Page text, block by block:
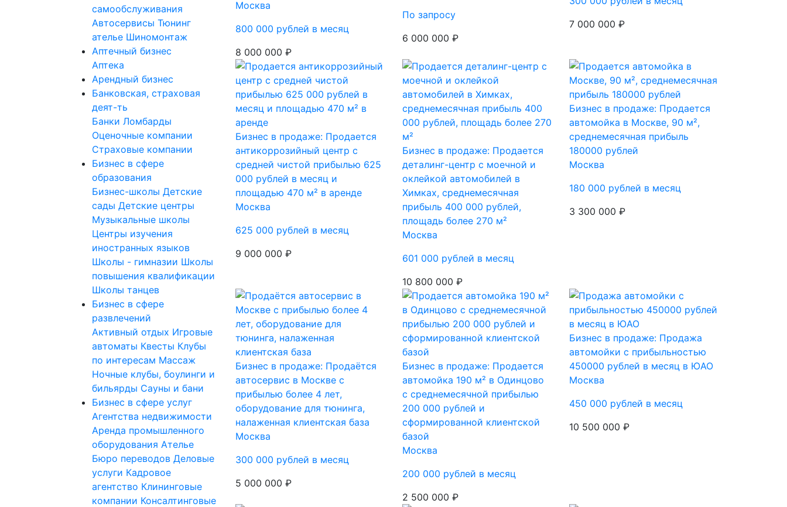
самообслуживания
Автосервисы Тюнинг
ателье Шиномонтаж
Аптечный бизнес
Аптека
Арендный бизнес
Банковская, страховая
деят-ть
Банки Ломбарды
Оценочные компании
Страховые компании
Бизнес в сфере
образования
Бизнес-школы Детские
сады Детские центры
Музыкальные школы
Центры изучения
иностранных языков
Школы - гимназии Школы
повышения квалификации
Школы танцев
Бизнес в сфере
развлечений
Активный отдых Игровые
автоматы Квесты Клубы
по интересам Массаж
Ночные клубы, боулинги и
бильярды Сауны и бани
Бизнес в сфере услуг
Агентства недвижимости
Аренда промышленного
оборудования Ателье
Бюро переводов Деловые
услуги Кадровое
агентство Клининговые
компании Консалтинговые
Москва
800 000 рублей в месяц
8 000 000 ₽
По запросу
6 000 000 ₽
7 000 000 ₽
Бизнес в продаже: Продается
антикоррозийный центр с
средней чистой прибылью 625
000 рублей в месяц и
площадью 470 м² в аренде
Москва
625 000 рублей в месяц
9 000 000 ₽
Бизнес в продаже: Продается
деталинг-центр с моечной и
оклейкой автомобилей в
Химках, среднемесячная
прибыль 400 000 рублей,
площадь более 270 м²
Москва
601 000 рублей в месяц
10 800 000 ₽
Бизнес в продаже: Продается
автомойка в Москве, 90 м²,
среднемесячная прибыль
180000 рублей
Москва
180 000 рублей в месяц
3 300 000 ₽
Бизнес в продаже: Продаётся
автосервис в Москве с
прибылью более 4 лет,
оборудование для тюнинга,
налаженная клиентская база
Москва
300 000 рублей в месяц
5 000 000 ₽
Бизнес в продаже: Продается
автомойка 190 м² в Одинцово
с среднемесячной прибылью
200 000 рублей и
сформированной клиентской
базой
Москва
200 000 рублей в месяц
2 500 000 ₽
Бизнес в продаже: Продажа
автомойки с прибыльностью
450000 рублей в месяц в ЮАО
Москва
450 000 рублей в месяц
10 500 000 ₽